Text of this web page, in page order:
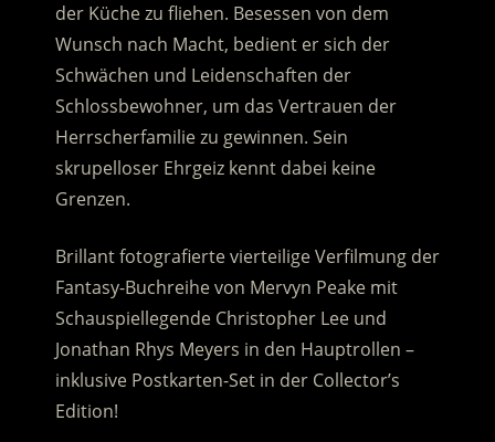
der Küche zu fliehen. Besessen von dem
Wunsch nach Macht, bedient er sich der
Schwächen und Leidenschaften der
Schlossbewohner, um das Vertrauen der
Herrscherfamilie zu gewinnen. Sein
skrupelloser Ehrgeiz kennt dabei keine
Grenzen.
Brillant fotografierte vierteilige Verfilmung der
Fantasy-Buchreihe von Mervyn Peake mit
Schauspiellegende Christopher Lee und
Jonathan Rhys Meyers in den Hauptrollen –
inklusive Postkarten-Set in der Collector’s
Edition!